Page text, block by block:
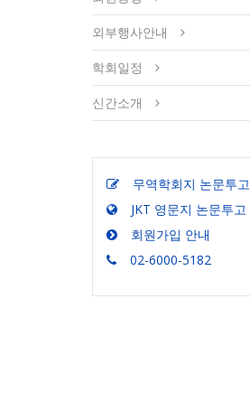
외부행사안내
학회일정
신간소개
무역학회지 논문투고
JKT 영문지 논문투고
회원가입 안내
02-6000-5182